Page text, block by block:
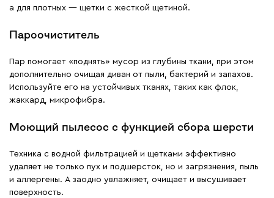
а для плотных — щетки с жесткой щетиной.
Пароочиститель
Пар помогает «поднять» мусор из глубины ткани, при этом
дополнительно очищая диван от пыли, бактерий и запахов.
Используйте его на устойчивых тканях, таких как флок,
жаккард, микрофибра.
Моющий пылесос с функцией сбора шерсти
Техника с водной фильтрацией и щетками эффективно
удаляет не только пух и подшерсток, но и загрязнения, пыль
и аллергены. А заодно увлажняет, очищает и высушивает
поверхность.